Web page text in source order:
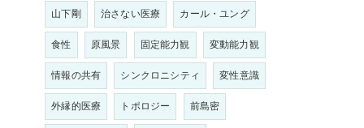
山下剛 治さない医療
カール・ユング
食性
原風景 固定能力観
変動能力観
情報の共有
シンクロニシティ
変性意識
外縁的医療
トポロジー
前島密